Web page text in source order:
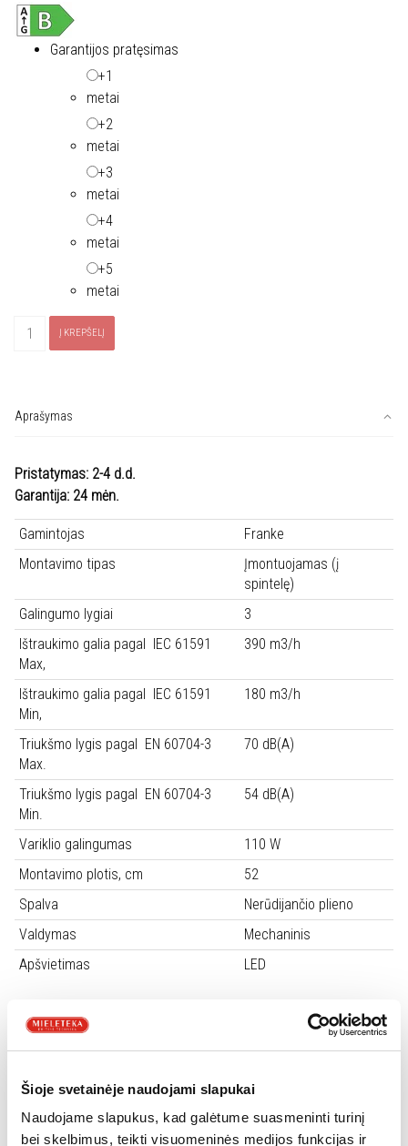
Šioje svetainėje naudojami slapukai
Naudojame slapukus, kad galėtume suasmeninti turinį
bei skelbimus, teikti visuomeninės medijos funkcijas ir
Garantijos pratęsimas
+1
metai
+2
metai
+3
metai
+4
metai
+5
metai
produkto
FBI
HCS,
305.0599.509
Į KREPŠELĮ
Aprašymas
Pristatymas: 2-4 d.d.
Garantija: 24 mėn.
Gamintojas
Franke
Montavimo tipas
Įmontuojamas (į
spintelę)
Galingumo lygiai
3
Ištraukimo galia pagal IEC 61591
Max,
390 m3/h
Ištraukimo galia pagal IEC 61591
Min,
180 m3/h
Triukšmo lygis pagal EN 60704-3
Max.
70 dB(A)
Triukšmo lygis pagal EN 60704-3
Min.
54 dB(A)
Variklio galingumas
110 W
Montavimo plotis, cm
52
Spalva
Nerūdijančio plieno
Valdymas
Mechaninis
Apšvietimas
LED
Anglies filtras įsigijamas papildomai (Aktyvintos anglies filtras
Franke 112.0564.564)
Papildoma informacija